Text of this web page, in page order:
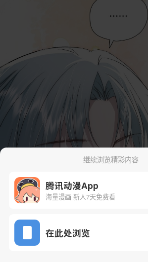
继续浏览精彩内容
腾讯动漫App
海量漫画 新人7天免费看
在此处浏览